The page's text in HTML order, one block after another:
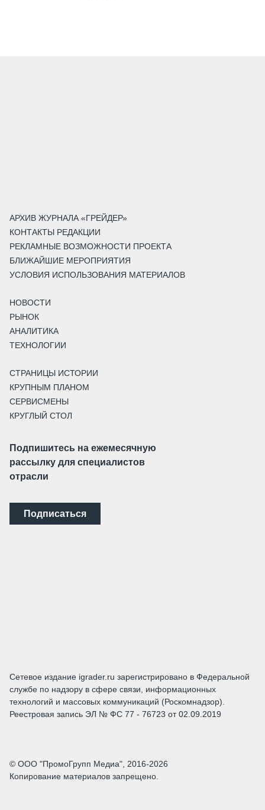
АРХИВ ЖУРНАЛА «ГРЕЙДЕР»
КОНТАКТЫ РЕДАКЦИИ
РЕКЛАМНЫЕ ВОЗМОЖНОСТИ ПРОЕКТА
БЛИЖАЙШИЕ МЕРОПРИЯТИЯ
УСЛОВИЯ ИСПОЛЬЗОВАНИЯ МАТЕРИАЛОВ
НОВОСТИ
РЫНОК
АНАЛИТИКА
ТЕХНОЛОГИИ
СТРАНИЦЫ ИСТОРИИ
КРУПНЫМ ПЛАНОМ
СЕРВИСМЕНЫ
КРУГЛЫЙ СТОЛ
Подпишитесь на ежемесячную
рассылку для специалистов
отрасли
Подписаться
Сетевое издание igrader.ru зарегистрировано в Федеральной
службе по надзору в сфере связи, информационных
технологий и массовых коммуникаций (Роскомнадзор).
Реестровая запись ЭЛ № ФС 77 - 76723 от 02.09.2019
© ООО "ПромоГрупп Медиа", 2016-2026
Копирование материалов запрещено.